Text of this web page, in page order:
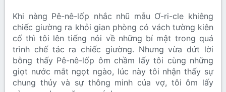
Khi nàng Pê-nê-lốp nhắc nhũ mẫu Ơ-ri-cle khiêng
chiếc giường ra khỏi gian phòng có vách tường kiên
cố thì tôi lên tiếng nói về những bí mật trong quá
trình chế tác ra chiếc giường. Nhưng vừa dứt lời
bỗng thấy Pê-nê-lốp ôm chầm lấy tôi cùng những
giọt nước mắt ngọt ngào, lúc này tôi nhận thấy sự
chung thủy và sự thông minh của vợ, tôi ôm lấy